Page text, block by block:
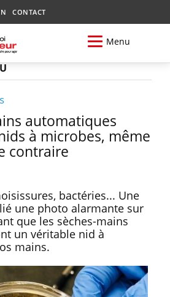
CONTACT
Menu
automatiques
à microbes, même
contraire
bactéries... Une
une photo alarmante sur
que les sèches-mains
un véritable nid à
mains.